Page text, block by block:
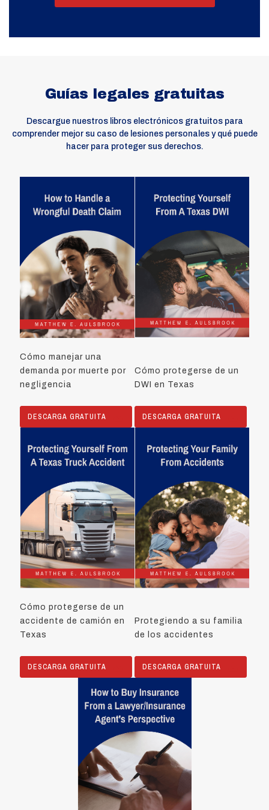
Guías legales gratuitas
Descargue nuestros libros electrónicos gratuitos para
comprender mejor su caso de lesiones personales y qué puede
hacer para proteger sus derechos.
Cómo manejar una
demanda por muerte por
negligencia
DESCARGA GRATUITA
Cómo protegerse de un
DWI en Texas
DESCARGA GRATUITA
Cómo protegerse de un
accidente de camión en
Texas
DESCARGA GRATUITA
Protegiendo a su familia
de los accidentes
DESCARGA GRATUITA